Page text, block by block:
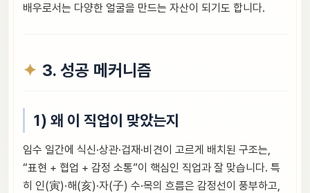
배우로서는 다양한 얼굴을 만드는 자산이 되기도 합니다.
3. 성공 메커니즘
1) 왜 이 직업이 맞았는지
임수 일간에 식신·상관·겁재·비견이 고르게 배치된 구조는,
“표현 + 협업 + 감정 소통”이 핵심인 직업과 잘 맞습니다. 특
히 인(寅)·해(亥)·자(子) 수·목의 흐름은 감정선이 풍부하고,